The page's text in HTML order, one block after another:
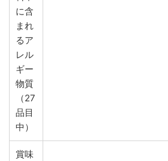
に含
まれ
るア
レル
ギー
物質
（27
品目
中）
賞味